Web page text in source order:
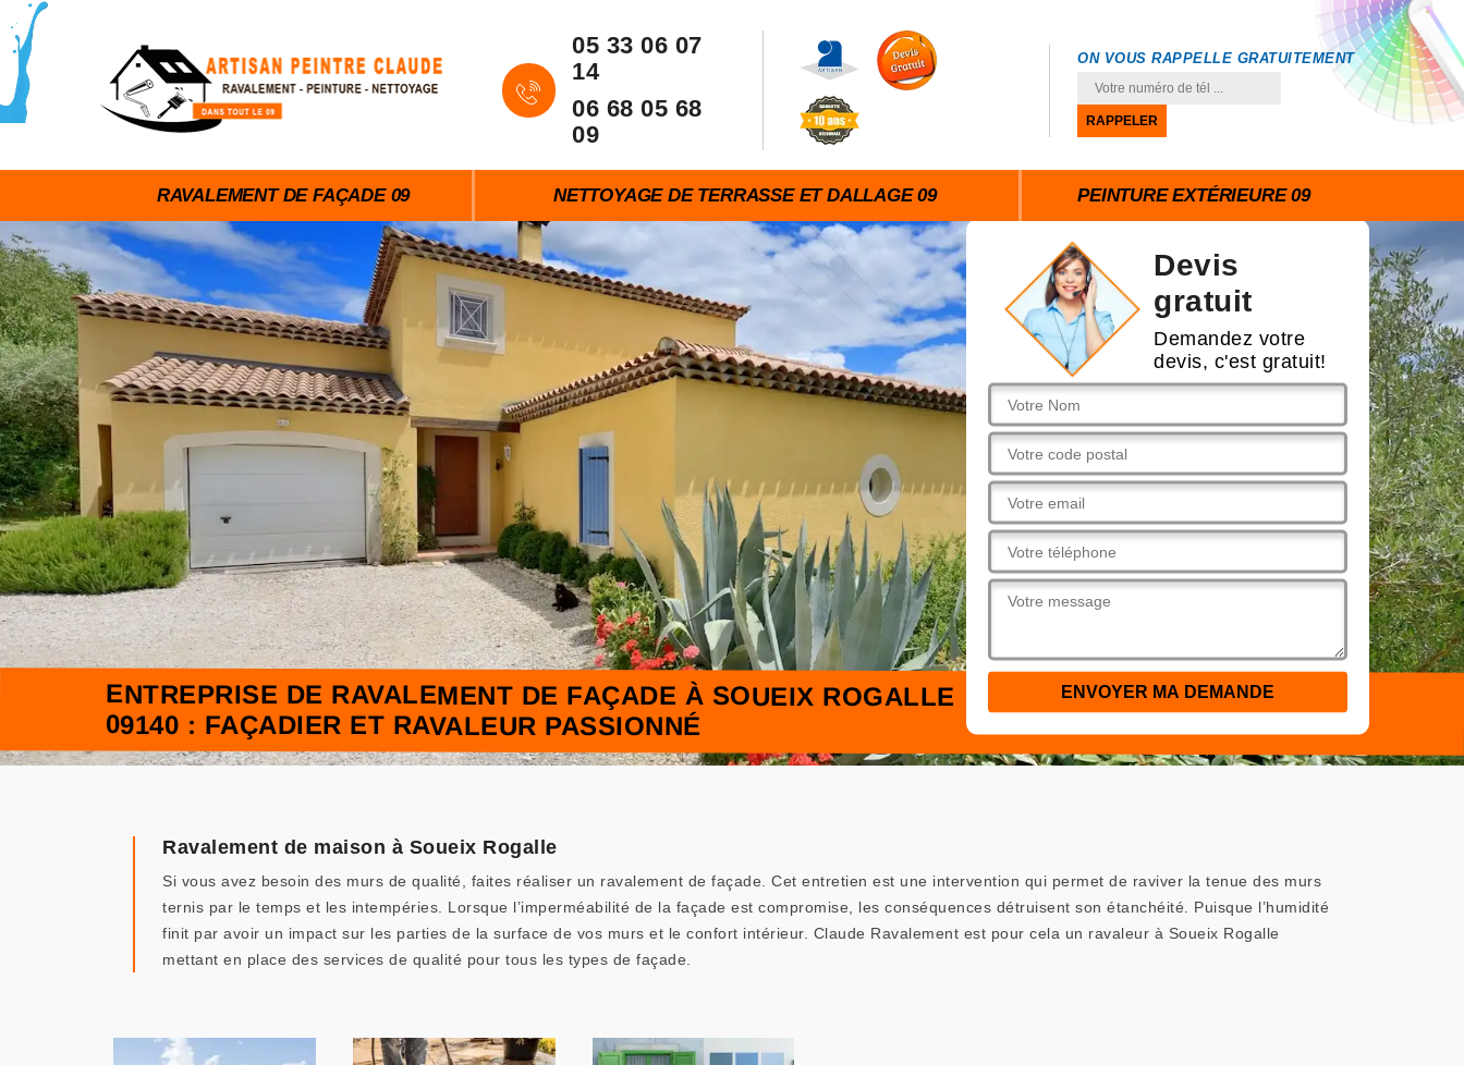
05 33 06 07
14
06 68 05 68
09
ON VOUS RAPPELLE GRATUITEMENT
RAVALEMENT DE FAÇADE 09 NETTOYAGE DE TERRASSE ET DALLAGE 09 PEINTURE EXTÉRIEURE 09
Devis
gratuit
Demandez votre
devis, c'est gratuit!
ENTREPRISE DE RAVALEMENT DE FAÇADE À SOUEIX ROGALLE
09140 : FAÇADIER ET RAVALEUR PASSIONNÉ
Ravalement de maison à Soueix Rogalle
Si vous avez besoin des murs de qualité, faites réaliser un ravalement de façade. Cet entretien est une intervention qui permet de raviver la tenue des murs
ternis par le temps et les intempéries. Lorsque l’imperméabilité de la façade est compromise, les conséquences détruisent son étanchéité. Puisque l’humidité
finit par avoir un impact sur les parties de la surface de vos murs et le confort intérieur. Claude Ravalement est pour cela un ravaleur à Soueix Rogalle
mettant en place des services de qualité pour tous les types de façade.